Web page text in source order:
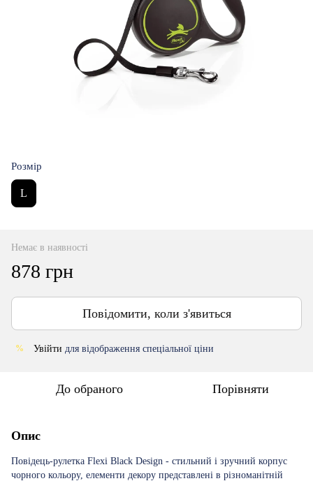
Розмір
L
Немає в наявності
878 грн
Повідомити, коли з'явиться
% Увійти для відображення спеціальної ціни
До обраного Порівняти
Опис
Повідець-рулетка Flexi Black Design - стильний і зручний корпус
чорного кольору, елементи декору представлені в різноманітній